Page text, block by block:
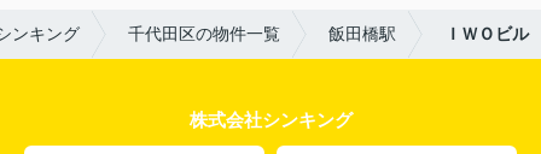
ンキング 千代田区の物件一覧 飯田橋駅 ＩＷＯビル
株式会社シンキング